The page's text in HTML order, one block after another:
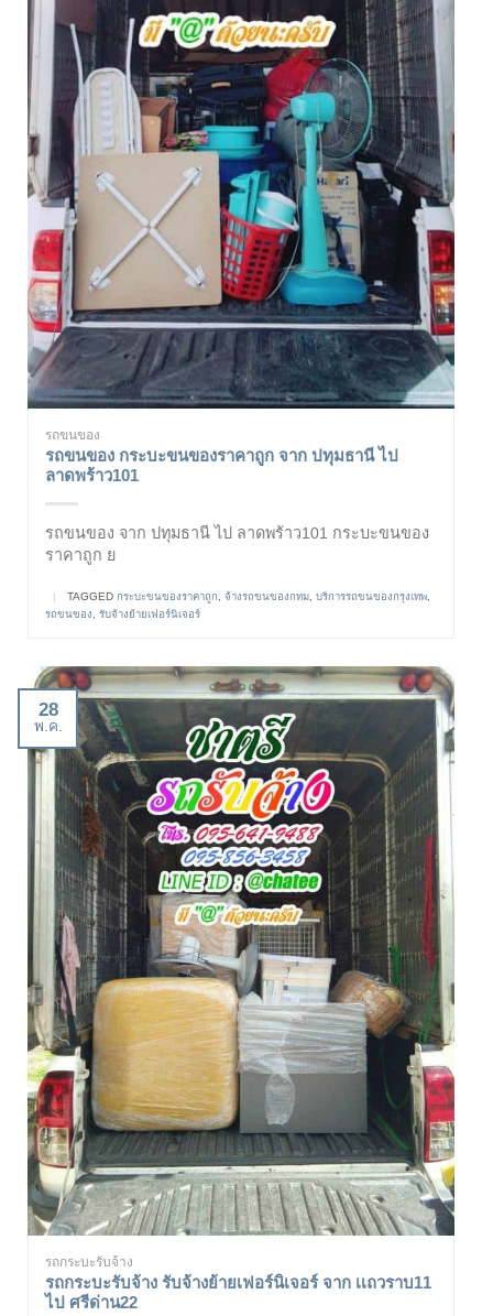
รถขนของ
รถขนของ กระบะขนของราคาถูก จาก ปทุมธานี ไป
ลาดพร้าว101
รถขนของ จาก ปทุมธานี ไป ลาดพร้าว101 กระบะขนของ
ราคาถูก ย
| TAGGED กระบะขนของราคาถูก จ้างรถขนของกทม บริการรถขนของกรุงเทพ
รถขนของ
รับจ้างย้ายเฟอร์นิเจอร์
28
พ.ค.
รถกระบะรับจ้าง
รถกระบะรับจ้าง รับจ้างย้ายเฟอร์นิเจอร์ จาก เเถวราบ11
ไป ศรีด่าน22